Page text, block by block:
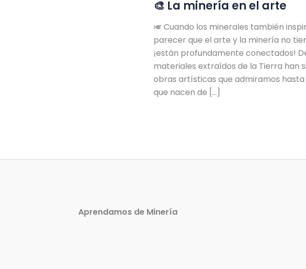
🎨 La minería en el arte
🎺 Cuando los minerales también
parecer que el arte y la minería no
¡están profundamente conectados!
materiales extraídos de la Tierra han
obras artísticas que admiramos
que nacen de […]
Aprendamos de Minería